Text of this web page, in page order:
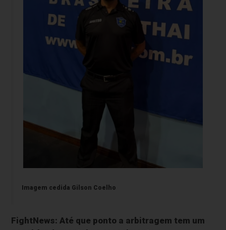
Imagem cedida Gilson Coelho
FightNews: Até que ponto a arbitragem tem um